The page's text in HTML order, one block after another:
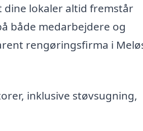
dine lokaler altid fremstår
både medarbejdere og
rengøringsfirma i
inklusive støvsugning,